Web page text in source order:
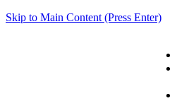
Skip to Main Content (Press Enter)